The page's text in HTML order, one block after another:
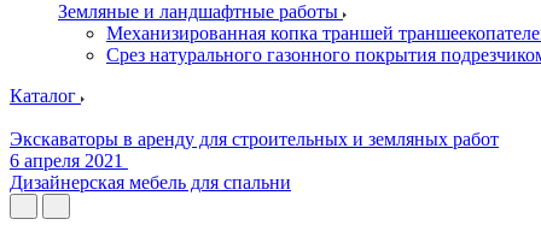
Земляные и ландшафтные работы
Механизированная копка траншей
Срез натурального газонного покрытия
Каталог
Экскаваторы в аренду для строительных и земляных работ
6 апреля 2021
Дизайнерская мебель для спальни